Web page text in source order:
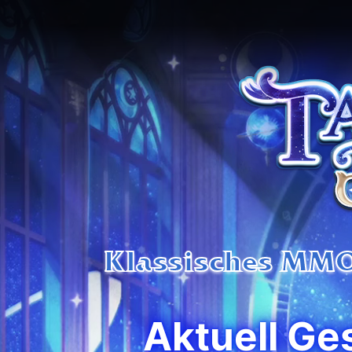
Klassisches
Aktuell